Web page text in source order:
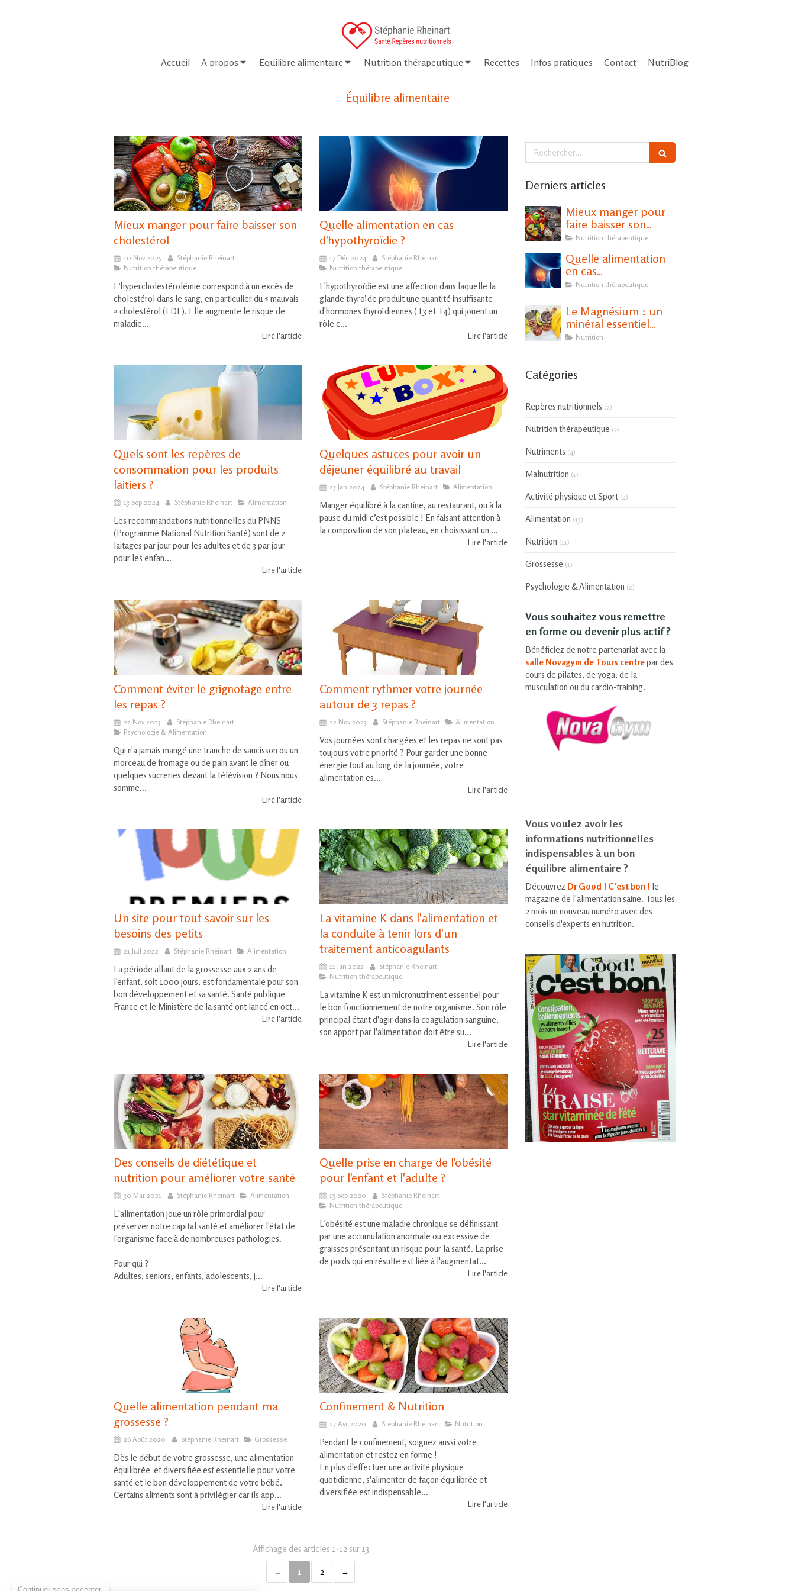
Accueil A propos Equilibre alimentaire Nutrition thérapeutique Recettes Infos pratiques Contact NutriBlog
Équilibre alimentaire
Mieux manger pour faire baisser son
cholestérol
10 Nov 2025
Stéphanie Rheinart
Nutrition thérapeutique
L’hypercholestérolémie correspond à un excès de
cholestérol dans le sang, en particulier du « mauvais
» cholestérol (LDL). Elle augmente le risque de
maladie...
Lire l'article
Quelle alimentation en cas
d'hypothyroïdie ?
17 Déc 2024
Stéphanie Rheinart
Nutrition thérapeutique
L'hypothyroïdie est une affection dans laquelle la
glande thyroïde produit une quantité insuffisante
d'hormones thyroïdiennes (T3 et T4) qui jouent un
rôle c...
Lire l'article
Quels sont les repères de
consommation pour les produits
laitiers ?
13 Sep 2024 Stéphanie Rheinart Alimentation
Les recommandations nutritionnelles du PNNS
(Programme National Nutrition Santé) sont de 2
laitages par jour pour les adultes et de 3 par jour
pour les enfan...
Lire l'article
Quelques astuces pour avoir un
déjeuner équilibré au travail
25 Jan 2024 Stéphanie Rheinart Alimentation
Manger équilibré à la cantine, au restaurant, ou à la
pause du midi c’est possible ! En faisant attention à
la composition de son plateau, en choisissant un ...
Lire l'article
Comment éviter le grignotage entre
les repas ?
22 Nov 2023
Stéphanie Rheinart
Psychologie & Alimentation
Qui n'a jamais mangé une tranche de saucisson ou un
morceau de fromage ou de pain avant le dîner ou
quelques sucreries devant la télévision ? Nous nous
somme...
Lire l'article
Comment rythmer votre journée
autour de 3 repas ?
22 Nov 2023 Stéphanie Rheinart Alimentation
Vos journées sont chargées et les repas ne sont pas
toujours votre priorité ? Pour garder une bonne
énergie tout au long de la journée, votre
alimentation es...
Lire l'article
Un site pour tout savoir sur les
besoins des petits
21 Juil 2022 Stéphanie Rheinart Alimentation
La période allant de la grossesse aux 2 ans de
l'enfant, soit 1000 jours, est fondamentale pour son
bon développement et sa santé. Santé publique
France et le Ministère de la santé ont lancé en oct...
Lire l'article
La vitamine K dans l'alimentation et
la conduite à tenir lors d'un
traitement anticoagulants
11 Jan 2022
Stéphanie Rheinart
Nutrition thérapeutique
La vitamine K est un micronutriment essentiel pour
le bon fonctionnement de notre organisme. Son rôle
principal étant d'agir dans la coagulation sanguine,
son apport par l'alimentation doit être su...
Lire l'article
Des conseils de diététique et
nutrition pour améliorer votre santé
30 Mar 2021 Stéphanie Rheinart Alimentation
L'alimentation joue un rôle primordial pour
préserver notre capital santé et améliorer l'état de
l'organisme face à de nombreuses pathologies.
Pour qui ?
Adultes, seniors, enfants, adolescents, j...
Lire l'article
Quelle prise en charge de l'obésité
pour l'enfant et l'adulte ?
13 Sep 2020
Stéphanie Rheinart
Nutrition thérapeutique
L'obésité est une maladie chronique se définissant
par une accumulation anormale ou excessive de
graisses présentant un risque pour la santé. La prise
de poids qui en résulte est liée à l'augmentat...
Lire l'article
Quelle alimentation pendant ma
grossesse ?
26 Août 2020 Stéphanie Rheinart Grossesse
Dès le début de votre grossesse, une alimentation
équilibrée et diversifiée est essentielle pour votre
santé et le bon développement de votre bébé.
Certains aliments sont à privilégier car ils app...
Lire l'article
Confinement & Nutrition
27 Avr 2020 Stéphanie Rheinart Nutrition
Pendant le confinement, soignez aussi votre
alimentation et restez en forme !
En plus d'effectuer une activité physique
quotidienne, s'alimenter de façon équilibrée et
diversifiée est indispensable...
Lire l'article
Affichage des articles 1-12 sur 13
1 2
Rechercher
Derniers articles
Mieux manger pour
faire baisser son
cholestérol
Nutrition thérapeutique
Quelle alimentation
en cas
d'hypothyroïdie ?
Nutrition thérapeutique
Le Magnésium : un
minéral essentiel
pour notre santé
Nutrition
Catégories
Repères nutritionnels (2)
Nutrition thérapeutique (7)
Nutriments (4)
Malnutrition (1)
Activité physique et Sport (4)
Alimentation (13)
Nutrition (11)
Grossesse (1)
Psychologie & Alimentation (2)
Vous souhaitez vous remettre
en forme ou devenir plus actif ?
Bénéficiez de notre partenariat avec la
salle Novagym de Tours centrepar des
cours de pilates, de yoga, de la
musculation ou du cardio-training.
Vous voulez avoir les
informations nutritionnelles
indispensables à un bon
équilibre alimentaire ?
Découvrez Dr Good ! C'est bon ! le
magazine de l'alimentation saine. Tous les
2 mois un nouveau numéro avec des
conseils d'experts en nutrition.